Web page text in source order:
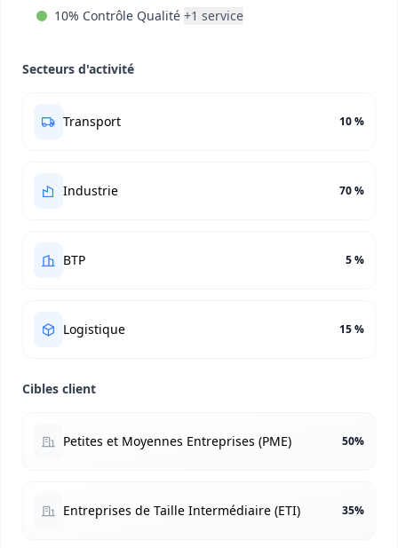
10% Contrôle Qualité +1 service
Secteurs d'activité
Transport 10 %
Industrie 70 %
BTP 5 %
Logistique 15 %
Cibles client
Petites et Moyennes Entreprises (PME) 50%
Entreprises de Taille Intermédiaire (ETI) 35%